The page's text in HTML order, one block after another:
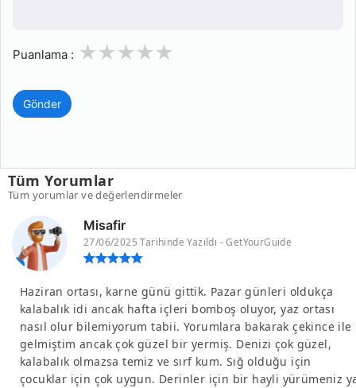
Puanlama : 3
2
1
Gönder
Tüm Yorumlar
Tüm yorumlar ve değerlendirmeler
Misafir
27/06/2025 Tarihinde Yazıldı - GetYourGuide
Haziran ortası, karne günü gittik. Pazar günleri oldukça
kalabalık idi ancak hafta içleri bomboş oluyor, yaz ortası
nasıl olur bilemiyorum tabii. Yorumlara bakarak çekince ile
gelmiştim ancak çok güzel bir yermiş. Denizi çok güzel,
kalabalık olmazsa temiz ve sırf kum. Sığ olduğu için
çocuklar için çok uygun. Derinler için bir hayli yürümeniz